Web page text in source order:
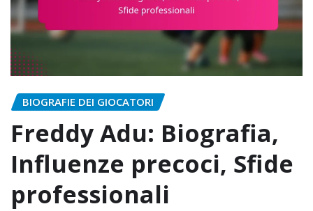
BIOGRAFIE DEI GIOCATORI
Freddy Adu: Biografia,
Influenze precoci, Sfide
professionali